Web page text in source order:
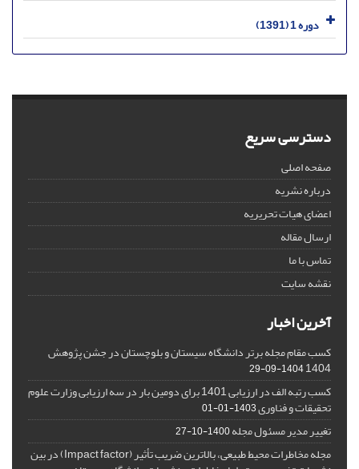
دوره 1 (1391)
دسترسی سریع
صفحه اصلی
درباره نشریه
اعضای هیات تحریریه
ارسال مقاله
تماس با ما
نقشه سایت
آخرین اخبار
کسب مقام مجله برتر دانشگاه سیستان و بلوچستان در جشن پژوهش
1404
1404-09-29
کسب رتبه الف در ارزیابی 1401 برای دومین بار در سه ارزیابی وزارت علوم
تحقیقات و فناوری1403-01-01
تغییر مدیر مسئول مجله1400-10-27
مجله مخاطرات محیط طبیعی، بالاترین ضریب تأثیر (Impact factor) در بین